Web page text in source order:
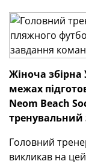
Жіноча
межах
Neom Beach
тренувальний
Головний
викликав на